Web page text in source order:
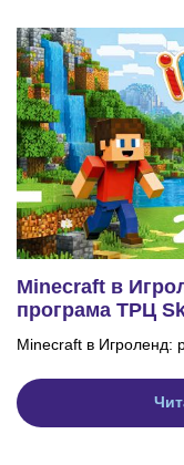
Minecraft в
програма ТРЦ
Minecraft в Игроленд: